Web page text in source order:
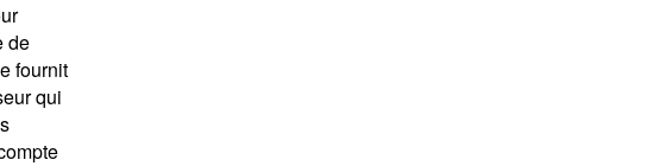
de
fournit
qui
ou citoyen
politique de